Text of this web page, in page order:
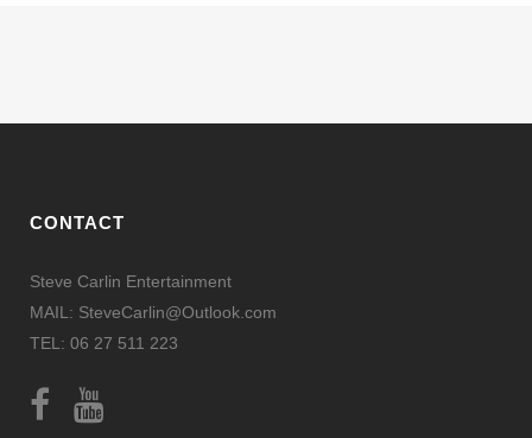
CONTACT
Steve Carlin Entertainment
MAIL: SteveCarlin@Outlook.com
TEL: 06 27 511 223